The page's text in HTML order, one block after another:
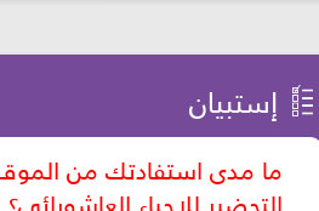
إستبيان